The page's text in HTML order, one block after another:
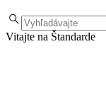
Vitajte na Štandarde